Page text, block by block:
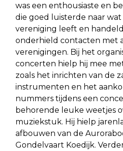
was een enthousiaste en
die goed luisterde naar
vereniging leeft en
onderhield contacten met
verenigingen. Bij het
concerten hielp hij mee
zoals het inrichten van de
instrumenten en het
nummers tijdens een
behorende leuke weetjes
muziekstuk. Hij hielp
afbouwen van de
Gondelvaart Koedijk.